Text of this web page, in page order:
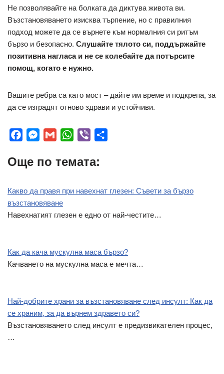
Не позволявайте на болката да диктува живота ви.
Възстановяването изисква търпение, но с правилния
подход можете да се върнете към нормалния си ритъм
бързо и безопасно. Слушайте тялото си, поддържайте
позитивна нагласа и не се колебайте да потърсите
помощ, когато е нужно.
Вашите ребра са като мост – дайте им време и подкрепа, за
да се изградят отново здрави и устойчиви.
c
o
o
M
s
n
g
a
W
a
p
b
Още по темата:
Какво да правя при навехнат глезен: Съвети за бързо
възстановяване
Навехнатият глезен е едно от най-честите…
Как да кача мускулна маса бързо?
Качването на мускулна маса е мечта…
Най-добрите храни за възстановяване след инсулт: Как да
се храним, за да върнем здравето си?
Възстановяването след инсулт е предизвикателен процес,
…